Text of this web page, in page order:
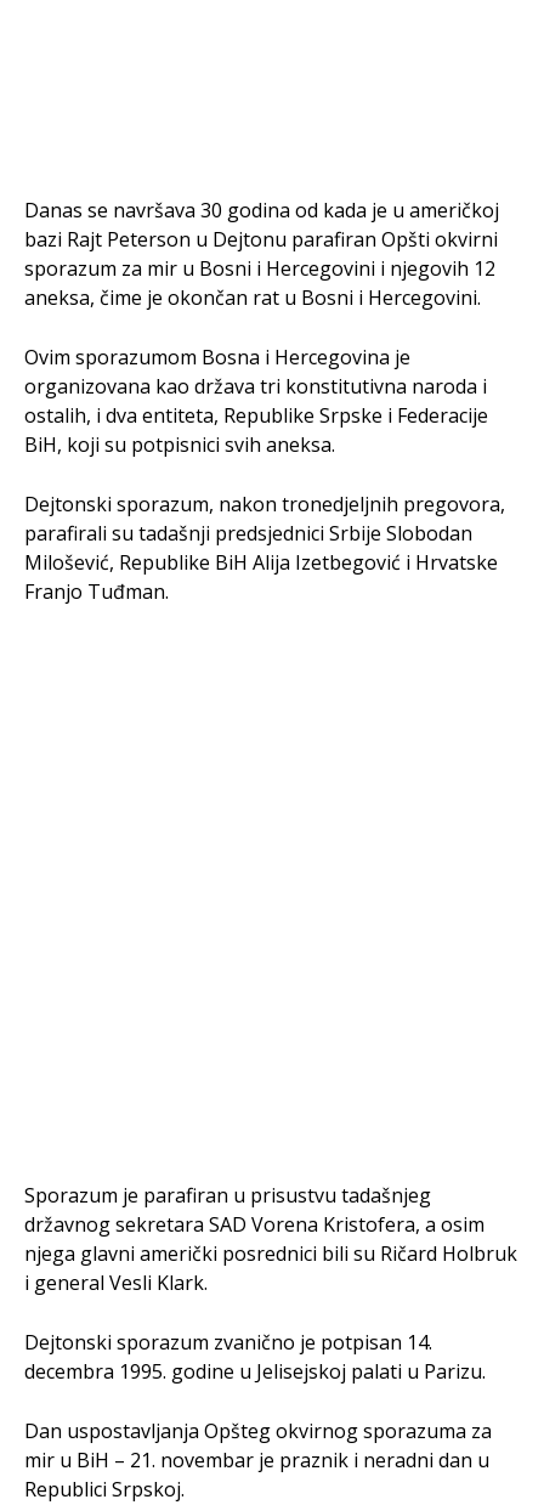
Danas se navršava 30 godina od kada je u američkoj
bazi Rajt Peterson u Dejtonu parafiran Opšti okvirni
sporazum za mir u Bosni i Hercegovini i njegovih 12
aneksa, čime je okončan rat u Bosni i Hercegovini.
Ovim sporazumom Bosna i Hercegovina je
organizovana kao država tri konstitutivna naroda i
ostalih, i dva entiteta, Republike Srpske i Federacije
BiH, koji su potpisnici svih aneksa.
Dejtonski sporazum, nakon tronedjeljnih pregovora,
parafirali su tadašnji predsjednici Srbije Slobodan
Milošević, Republike BiH Alija Izetbegović i Hrvatske
Franjo Tuđman.
Sporazum je parafiran u prisustvu tadašnjeg
državnog sekretara SAD Vorena Kristofera, a osim
njega glavni američki posrednici bili su Ričard Holbruk
i general Vesli Klark.
Dejtonski sporazum zvanično je potpisan 14.
decembra 1995. godine u Jelisejskoj palati u Parizu.
Dan uspostavljanja Opšteg okvirnog sporazuma za
mir u BiH – 21. novembar je praznik i neradni dan u
Republici Srpskoj.